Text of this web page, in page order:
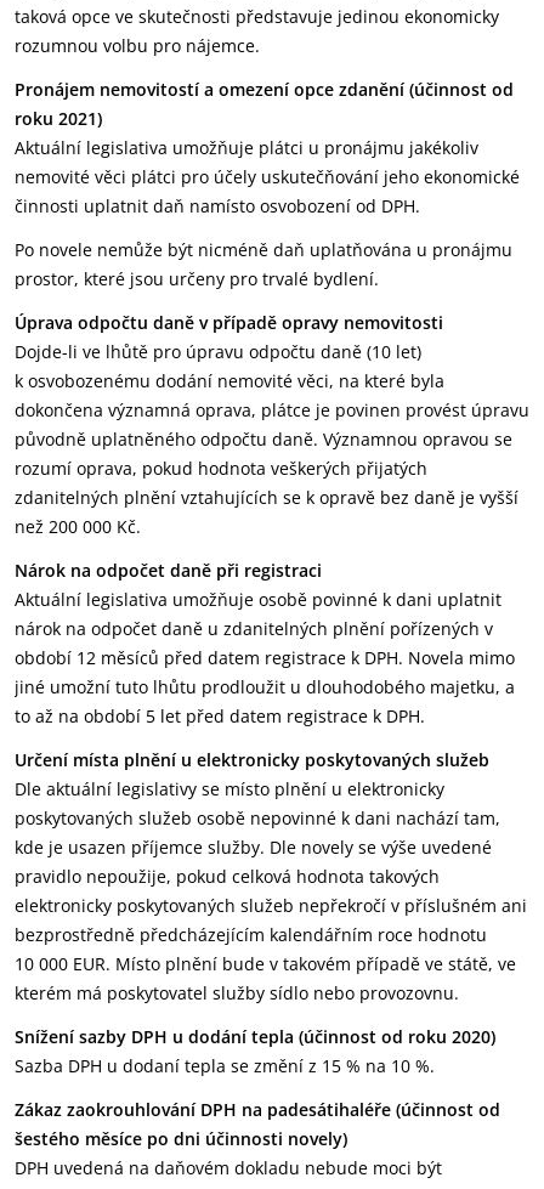
taková opce ve skutečnosti představuje jedinou ekonomicky
rozumnou volbu pro nájemce.
Pronájem nemovitostí a omezení opce zdanění (účinnost od
roku 2021)
Aktuální legislativa umožňuje plátci u pronájmu jakékoliv
nemovité věci plátci pro účely uskutečňování jeho ekonomické
činnosti uplatnit daň namísto osvobození od DPH.
Po novele nemůže být nicméně daň uplatňována u pronájmu
prostor, které jsou určeny pro trvalé bydlení.
Úprava odpočtu daně v případě opravy nemovitosti
Dojde-li ve lhůtě pro úpravu odpočtu daně (10 let)
k osvobozenému dodání nemovité věci, na které byla
dokončena významná oprava, plátce je povinen provést úpravu
původně uplatněného odpočtu daně. Významnou opravou se
rozumí oprava, pokud hodnota veškerých přijatých
zdanitelných plnění vztahujících se k opravě bez daně je vyšší
než 200 000 Kč.
Nárok na odpočet daně při registraci
Aktuální legislativa umožňuje osobě povinné k dani uplatnit
nárok na odpočet daně u zdanitelných plnění pořízených v
období 12 měsíců před datem registrace k DPH. Novela mimo
jiné umožní tuto lhůtu prodloužit u dlouhodobého majetku, a
to až na období 5 let před datem registrace k DPH.
Určení místa plnění u elektronicky poskytovaných služeb
Dle aktuální legislativy se místo plnění u elektronicky
poskytovaných služeb osobě nepovinné k dani nachází tam,
kde je usazen příjemce služby. Dle novely se výše uvedené
pravidlo nepoužije, pokud celková hodnota takových
elektronicky poskytovaných služeb nepřekročí v příslušném ani
bezprostředně předcházejícím kalendářním roce hodnotu
10 000 EUR. Místo plnění bude v takovém případě ve státě, ve
kterém má poskytovatel služby sídlo nebo provozovnu.
Snížení sazby DPH u dodání tepla (účinnost od roku 2020)
Sazba DPH u dodaní tepla se změní z 15 % na 10 %.
Zákaz zaokrouhlování DPH na padesátihaléře (účinnost od
šestého měsíce po dni účinnosti novely)
DPH uvedená na daňovém dokladu nebude moci být